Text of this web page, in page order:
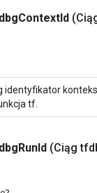
ContextId
tf.
RunId (Ciąg